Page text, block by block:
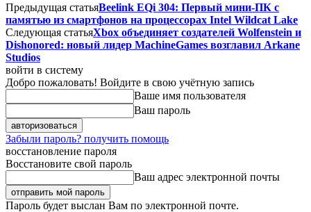
Предыдущая статьяBeelink EQi 304: Первый мини-ПК с
памятью из смартфонов на процессорах Intel Wildcat Lake
Следующая статьяXbox объединяет создателей Wolfenstein и
Dishonored: новый лидер MachineGames возглавил Arkane
Studios
войти в систему
Добро пожаловать! Войдите в свою учётную запись
Ваше имя пользователя
Ваш пароль
Забыли пароль? получить помощь
восстановление пароля
Восстановите свой пароль
Ваш адрес электронной почты
Пароль будет выслан Вам по электронной почте.